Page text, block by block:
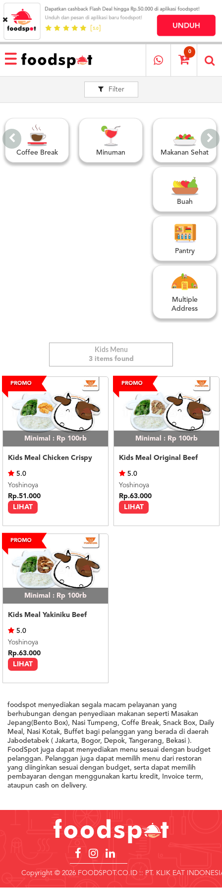
HOME
MENU
RESTAURANT
COMPANY
KATA
MEREKA
KATALOG
0
Filter
Coffee Break Minuman Makanan Sehat
Buah
Pantry
Multiple
Address
Kids Menu
3 items found
Minimal : Rp 100rb
Kids Meal Chicken Crispy
LIHAT
5.0
Yoshinoya
Rp.51.000
Minimal : Rp 100rb
Kids Meal Original Beef
LIHAT
5.0
Yoshinoya
Rp.63.000
Minimal : Rp 100rb
Kids Meal Yakiniku Beef
LIHAT
5.0
Yoshinoya
Rp.63.000
foodspot menyediakan segala macam pelayanan yang
berhubungan dengan penyediaan makanan seperti Masakan
Jepang(Bento Box), Nasi Tumpeng, Coffe Break, Snack Box, Daily
Meal, Nasi Kotak, Buffet bagi pelanggan yang berada di daerah
Jabodetabek ( Jakarta, Bogor, Depok, Tangerang, Bekasi ).
FoodSpot juga dapat menyediakan menu sesuai dengan budget
pelanggan. Pelanggan juga dapat memilih menu dari restoran
yang diinginkan sesuai dengan budget, serta dapat memilih
pembayaran dengan menggunakan kartu kredit, Invoice term,
ataupun cash on delivery.
Copyright © 2026 FOODSPOT.CO.ID :: PT. KLIK EAT